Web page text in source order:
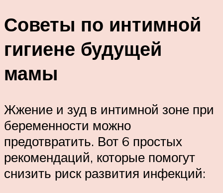
Советы по интимной
гигиене будущей
мамы
Жжение и зуд в интимной зоне при
беременности можно
предотвратить. Вот 6 простых
рекомендаций, которые помогут
снизить риск развития инфекций: